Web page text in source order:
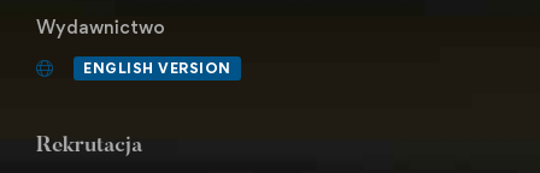
Wydawnictwo
ENGLISH VERSION
Rekrutacja